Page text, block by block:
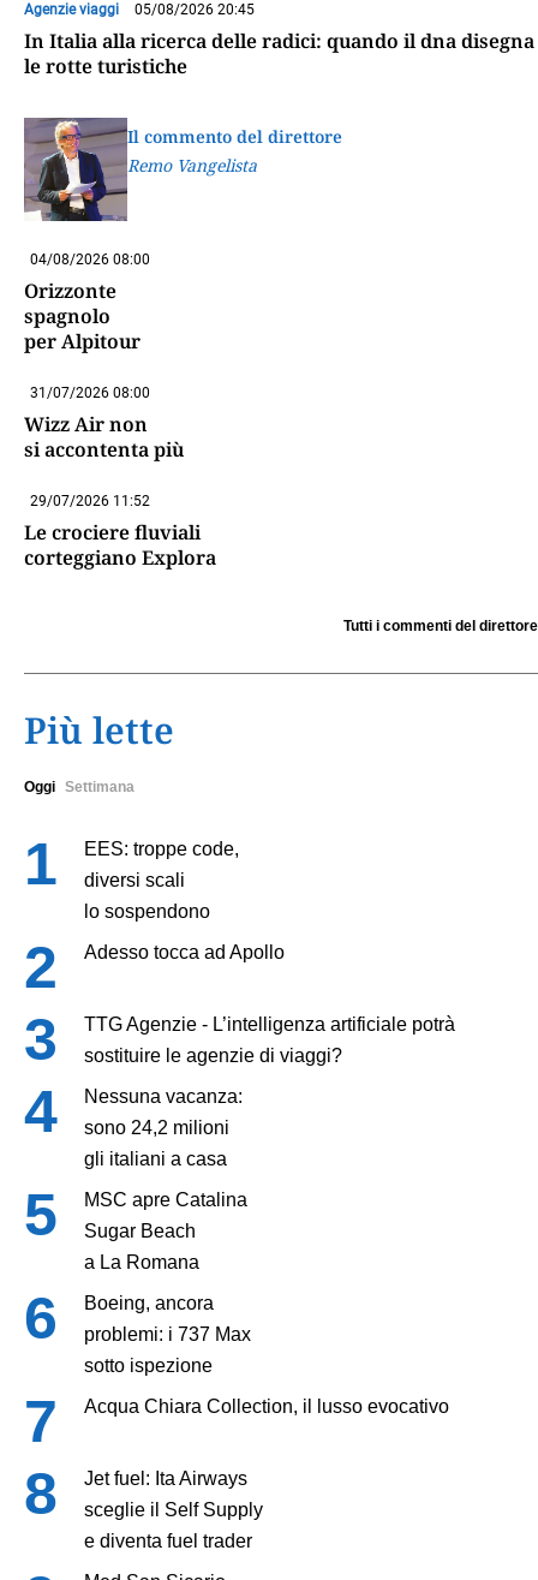
Agenzie viaggi 05/08/2026 20:45
In Italia alla ricerca delle radici: quando il dna disegna
le rotte turistiche
Il commento del direttore
Remo Vangelista
04/08/2026 08:00
Orizzonte
spagnolo
per Alpitour
31/07/2026 08:00
Wizz Air non
si accontenta più
29/07/2026 11:52
Le crociere fluviali
corteggiano Explora
Tutti i commenti del direttore
Più lette
Oggi Settimana
EES: troppe code,
diversi scali
lo sospendono
Adesso tocca ad Apollo
TTG Agenzie - L’intelligenza artificiale potrà
sostituire le agenzie di viaggi?
Nessuna vacanza:
sono 24,2 milioni
gli italiani a casa
MSC apre Catalina
Sugar Beach
a La Romana
Boeing, ancora
problemi: i 737 Max
sotto ispezione
Acqua Chiara Collection, il lusso evocativo
Jet fuel: Ita Airways
sceglie il Self Supply
e diventa fuel trader